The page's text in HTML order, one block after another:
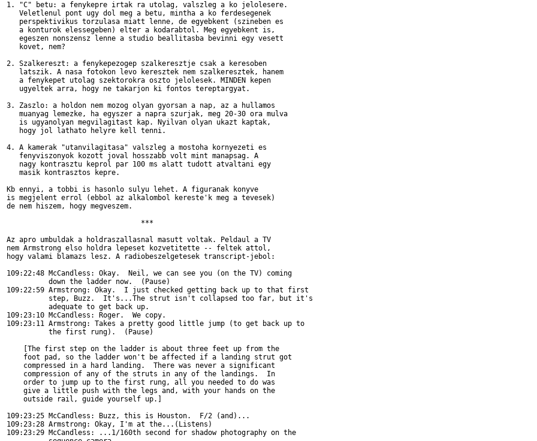
1. "C" betu: a fenykepre irtak ra utolag, valszleg a ko jelolesere.
   Veletlenul pont ugy dol meg a betu, mintha a ko ferdesegenek
   perspektivikus torzulasa miatt lenne, de egyebkent (szineben es
   a konturok elessegeben) elter a kodarabtol. Meg egyebkent is,
   egeszen nonszensz lenne a studio beallitasba bevinni egy vesett
   kovet, nem?
2. Szalkereszt: a fenykepezogep szalkeresztje csak a keresoben
   latszik. A nasa fotokon levo keresztek nem szalkeresztek, hanem
   a fenykepet utolag szektorokra oszto jelolesek. MINDEN kepen
   ugyeltek arra, hogy ne takarjon ki fontos tereptargyat.
3. Zaszlo: a holdon nem mozog olyan gyorsan a nap, az a hullamos
   muanyag lemezke, ha egyszer a napra szurjak, meg 20-30 ora mulva
   is ugyanolyan megvilagitast kap. Nyilvan olyan ukazt kaptak,
   hogy jol lathato helyre kell tenni.
4. A kamerak "utanvilagitasa" valszleg a mostoha kornyezeti es
   fenyviszonyok kozott joval hosszabb volt mint manapsag. A
   nagy kontrasztu keprol par 100 ms alatt tudott atvaltani egy
   masik kontrasztos kepre.
Kb ennyi, a tobbi is hasonlo sulyu lehet. A figuranak konyve
is megjelent errol (ebbol az alkalombol kereste'k meg a tevesek)
de nem hiszem, hogy megveszem.
Az apro umbuldak a holdraszallasnal masutt voltak. Peldaul a TV
nem Armstrong elso holdra lepeset kozvetitette -- feltek attol,
hogy valami blamazs lesz. A radiobeszelgetesek transcript-jebol:
109:22:48 McCandless: Okay.  Neil, we can see you (on the TV) coming
          down the ladder now.  (Pause)
109:22:59 Armstrong: Okay.  I just checked getting back up to that first
          step, Buzz.  It's...The strut isn't collapsed too far, but it's
          adequate to get back up.
109:23:10 McCandless: Roger.  We copy.
109:23:11 Armstrong: Takes a pretty good little jump (to get back up to
          the first rung).  (Pause)
    [The first step on the ladder is about three feet up from the
    foot pad, so the ladder won't be affected if a landing strut got
    compressed in a hard landing.  There was never a significant
    compression of any of the struts in any of the landings.  In
    order to jump up to the first rung, all you needed to do was
    give a little push with the legs and, with your hands on the
    outside rail, guide yourself up.]
109:23:25 McCandless: Buzz, this is Houston.  F/2 (and)...
109:23:28 Armstrong: Okay, I'm at the...(Listens)
109:23:29 McCandless: ...1/160th second for shadow photography on the